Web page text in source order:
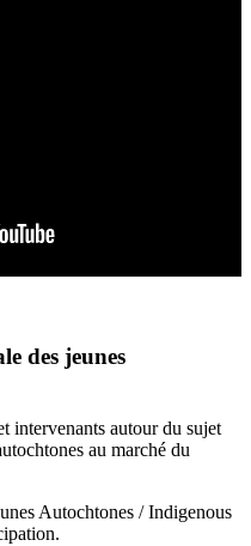
des jeunes
intervenants autour du sujet
au marché du
Autochtones / Indigenous